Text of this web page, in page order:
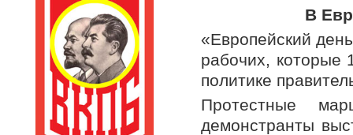
В
«Европейский
рабочих, которые
политике
Протестные
демонстранты